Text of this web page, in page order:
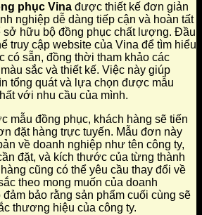
phục Vina được thiết kế đơn giản
nghiệp dễ dàng tiếp cận và hoàn tất
sở hữu bộ đồng phục chất lượng. Đầu
truy cập website của Vina để tìm hiểu
có sẵn, đồng thời tham khảo các
sắc và thiết kế. Việc này giúp
tổng quát và lựa chọn được mẫu
với nhu cầu của mình.
mẫu đồng phục, khách hàng sẽ tiến
đặt hàng trực tuyến. Mẫu đơn này
về doanh nghiệp như tên công ty,
đặt, và kích thước của từng thành
cũng có thể yêu cầu thay đổi về
theo mong muốn của doanh
bảo rằng sản phẩm cuối cùng sẽ
thương hiệu của công ty.